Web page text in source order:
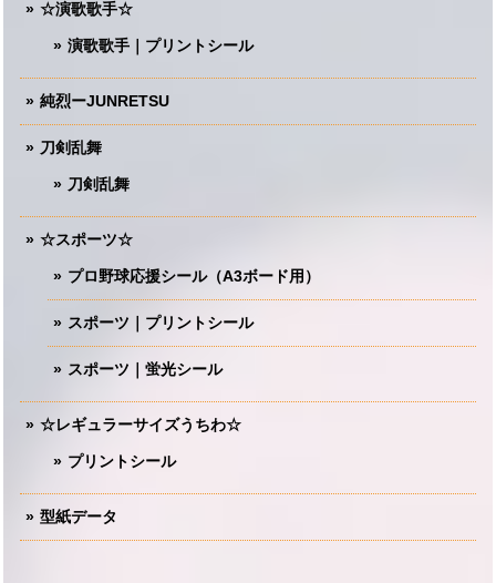
☆演歌歌手☆
演歌歌手｜プリントシール
純烈ーJUNRETSU
刀剣乱舞
刀剣乱舞
☆スポーツ☆
プロ野球応援シール（A3ボード用）
スポーツ｜プリントシール
スポーツ｜蛍光シール
☆レギュラーサイズうちわ☆
プリントシール
型紙データ